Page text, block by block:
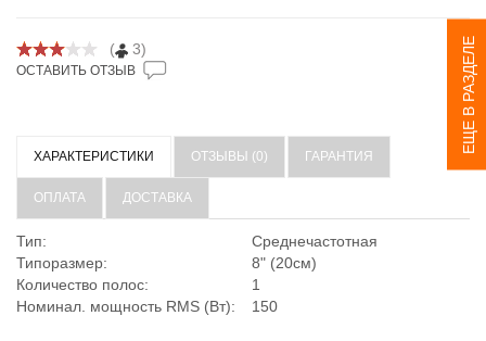
ЕЩЕ В РАЗДЕЛЕ
( 3)
ОСТАВИТЬ ОТЗЫВ
ХАРАКТЕРИСТИКИ ОТЗЫВЫ (0) ГАРАНТИЯ
ОПЛАТА ДОСТАВКА
Тип:
Среднечастотная
Типоразмер:
8" (20см)
Количество полос:
1
Номинал. мощность RMS (Вт):
150